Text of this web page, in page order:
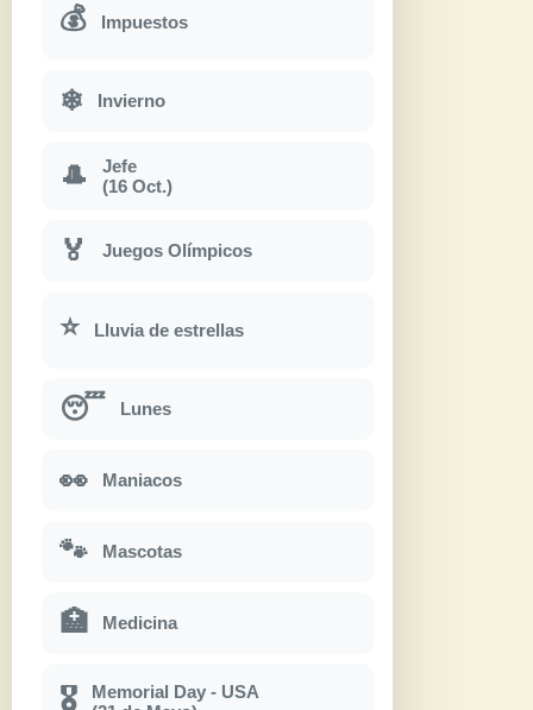
💰 Impuestos
❄ Invierno
🎩
Jefe
(16 Oct.)
🏅 Juegos Olímpicos
⭐ Lluvia de estrellas
😴 Lunes
👀 Maniacos
🐾 Mascotas
🏥 Medicina
🎖
Memorial Day - USA